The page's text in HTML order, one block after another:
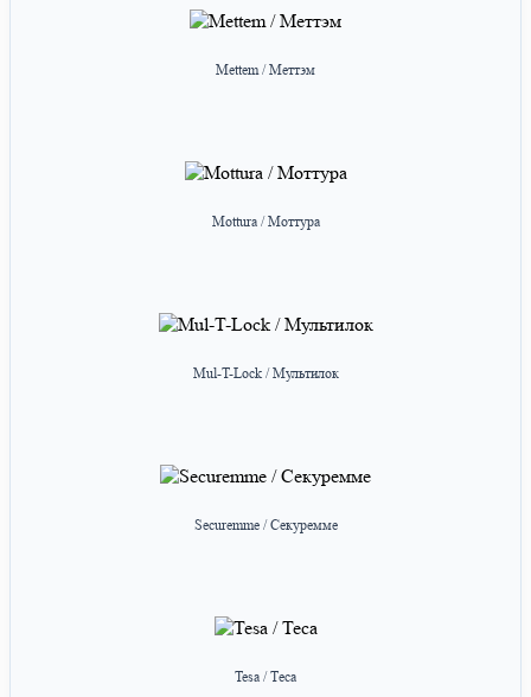
Mettem / Меттэм
Mottura / Моттура
Mul-T-Lock / Мультилок
Securemme / Секуремме
Tesa / Теса